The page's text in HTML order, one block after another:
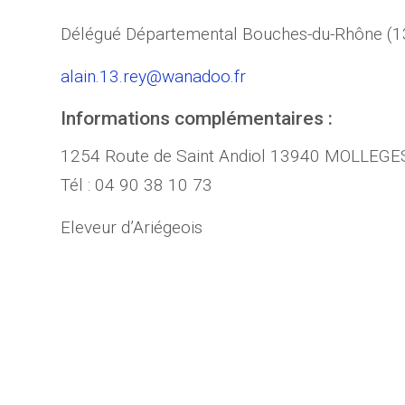
Délégué Départemental Bouches-du-Rhône
alain.13.rey@wanadoo.fr
Informations complémentaires :
1254 Route de Saint Andiol 13940
Tél : 04 90 38 10 73
Eleveur d’Ariégeois